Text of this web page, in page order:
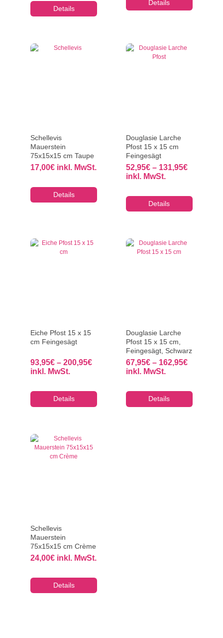
Details
Details
Schellevis
Mauerstein
75x15x15 cm Taupe
17,00€ inkl. MwSt.
Details
Douglasie Larche
Pfost 15 x 15 cm
Feingesägt
52,95€ – 131,95€
inkl. MwSt.
Details
Eiche Pfost 15 x 15
cm Feingesägt
93,95€ –200,95€Preisspanne:
inkl. MwSt.
Details
Douglasie Larche
Pfost 15 x 15 cm,
Feingesägt, Schwarz
67,95€ – 162,95€
inkl. MwSt.
Details
Schellevis
Mauerstein
75x15x15 cm Crème
24,00€ inkl. MwSt.
Details